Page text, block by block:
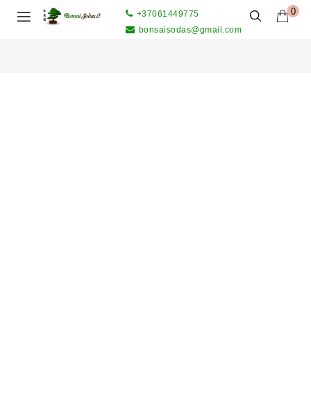
0
+37061449775
bonsaisodas@gmail.com